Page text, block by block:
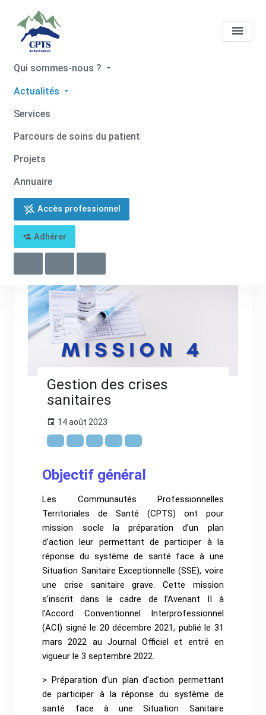
Qui sommes-nous ?
Actualités
Services
Parcours de soins du patient
Projets
Annuaire
Accès professionnel
Adhérer
Missions
Accueil Missions Missions
Gestion des crises
sanitaires
14 août 2023
Objectif général
Les Communautés Professionnelles
Territoriales de Santé (CPTS) ont pour
mission socle la préparation d’un plan
d’action leur permettant de participer à la
réponse du système de santé face à une
Situation Sanitaire Exceptionnelle (SSE), voire
une crise sanitaire grave. Cette mission
s’inscrit dans le cadre de l’Avenant II à
l’Accord Conventionnel Interprofessionnel
(ACI) signé le 20 décembre 2021, publié le 31
mars 2022 au Journal Officiel et entré en
vigueur le 3 septembre 2022.
> Préparation d’un plan d’action permettant
de participer à la réponse du système de
santé face à une Situation Sanitaire